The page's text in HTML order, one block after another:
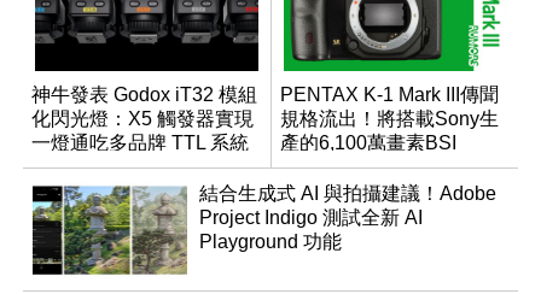
神牛發表 Godox iT32 模組
化閃光燈：X5 觸發器實現
一燈通吃多品牌 TTL 系統
PENTAX K-1 Mark III傳聞
規格流出！將搭載Sony生
產的6,100萬畫素BSI
CMOS？
結合生成式 AI 與拍攝建議！Adobe
Project Indigo 測試全新 AI
Playground 功能